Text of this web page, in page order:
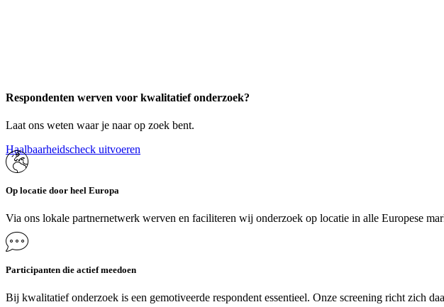
Respondenten werven voor kwalitatief onderzoek?
Laat ons weten waar je naar op zoek bent.
Haalbaarheidscheck uitvoeren
Op locatie door heel Europa
Via ons lokale partnernetwerk werven en faciliteren wij onderzoek op locatie in alle Europese
Participanten die actief meedoen
Bij kwalitatief onderzoek is een gemotiveerde respondent essentieel. Onze screening richt zich